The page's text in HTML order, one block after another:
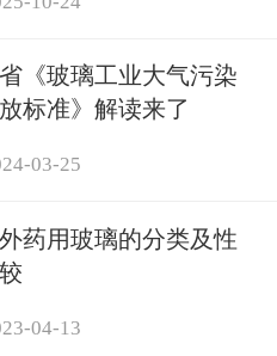
《玻璃工业大气污染
标准》解读来了
03-25
药用玻璃的分类及性
04-13